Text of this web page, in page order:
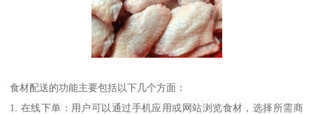
食材配送的功能主要包括以下几个方面：
1. 在线下单：用户可以通过手机应用或网站浏览食材，选择所需商